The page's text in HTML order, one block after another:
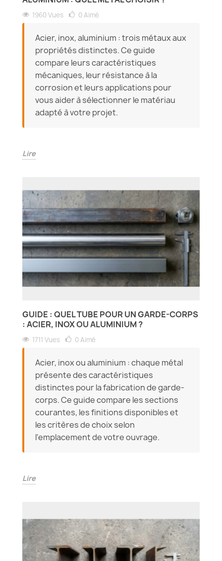
1960 Vues 0 Aimé
Acier, inox, aluminium : trois métaux aux
propriétés distinctes. Ce guide
compare leurs caractéristiques
mécaniques, leur résistance à la
corrosion et leurs applications pour
vous aider à sélectionner le matériau
adapté à votre projet.
Lire
GUIDE : QUEL TUBE POUR UN GARDE-CORPS
: ACIER, INOX OU ALUMINIUM ?
1711 Vues 0 Aimé
Acier, inox ou aluminium : chaque métal
présente des caractéristiques
distinctes pour la fabrication de garde-
corps. Ce guide compare les sections
courantes, les finitions disponibles et
les critères de choix selon
l'emplacement de votre ouvrage.
Lire